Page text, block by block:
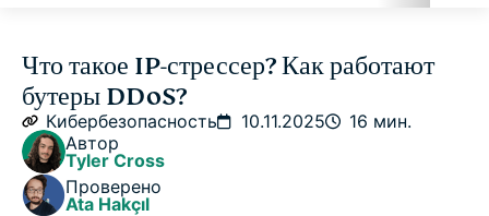
Об IP-стрессерах и бутерах
Зачем совершаются DDoS-атаки?
Юридический статус IP-стрессеров и бутеров
Что такое IP-стрессер? Как работают
бутеры DDoS?
Кибербезопасность 10.11.2025
16 мин.
Автор
Tyler Cross
Проверено
Ata Hakçıl